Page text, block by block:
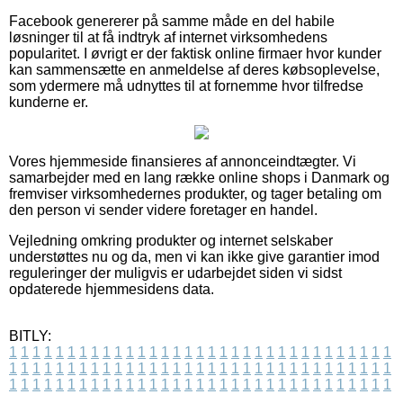
Facebook genererer på samme måde en del habile
løsninger til at få indtryk af internet virksomhedens
popularitet. I øvrigt er der faktisk online firmaer hvor kunder
kan sammensætte en anmeldelse af deres købsoplevelse,
som ydermere må udnyttes til at fornemme hvor tilfredse
kunderne er.
Vores hjemmeside finansieres af annonceindtægter. Vi
samarbejder med en lang række online shops i Danmark og
fremviser virksomhedernes produkter, og tager betaling om
den person vi sender videre foretager en handel.
Vejledning omkring produkter og internet selskaber
understøttes nu og da, men vi kan ikke give garantier imod
reguleringer der muligvis er udarbejdet siden vi sidst
opdaterede hjemmesidens data.
BITLY:
1 1 1 1 1 1 1 1 1 1 1 1 1 1 1 1 1 1 1 1 1 1 1 1 1 1 1 1 1 1 1 1 1
1 1 1 1 1 1 1 1 1 1 1 1 1 1 1 1 1 1 1 1 1 1 1 1 1 1 1 1 1 1 1 1 1
1 1 1 1 1 1 1 1 1 1 1 1 1 1 1 1 1 1 1 1 1 1 1 1 1 1 1 1 1 1 1 1 1